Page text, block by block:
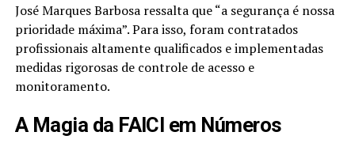
José Marques Barbosa ressalta que “a segurança é nossa
prioridade máxima”. Para isso, foram contratados
profissionais altamente qualificados e implementadas
medidas rigorosas de controle de acesso e
monitoramento.
A Magia da FAICI em Números